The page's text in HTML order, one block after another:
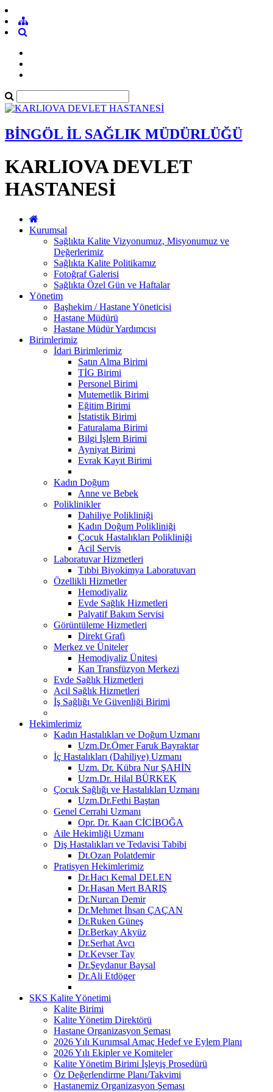
BİNGÖL İL SAĞLIK MÜDÜRLÜĞÜ
KARLIOVA DEVLET
HASTANESİ
Kurumsal
Sağlıkta Kalite Vizyonumuz, Misyonumuz ve
Değerlerimiz
Sağlıkta Kalite Politikamız
Fotoğraf Galerisi
Sağlıkta Özel Gün ve Haftalar
Yönetim
Başhekim / Hastane Yöneticisi
Hastane Müdürü
Hastane Müdür Yardımcısı
Birimlerimiz
İdari Birimlerimiz
Satın Alma Birimi
TİG Birimi
Personel Birimi
Mutemetlik Birimi
Eğitim Birimi
İstatistik Birimi
Faturalama Birimi
Bilgi İşlem Birimi
Ayniyat Birimi
Evrak Kayıt Birimi
Kadın Doğum
Anne ve Bebek
Poliklinikler
Dahiliye Polikliniği
Kadın Doğum Polikliniği
Çocuk Hastalıkları Polikliniği
Acil Servis
Laboratuvar Hizmetleri
Tıbbi Biyokimya Laboratuvarı
Özellikli Hizmetler
Hemodiyaliz
Evde Sağlık Hizmetleri
Palyatif Bakım Servisi
Görüntüleme Hizmetleri
Direkt Grafi
Merkez ve Üniteler
Hemodiyaliz Ünitesi
Kan Transfüzyon Merkezi
Evde Sağlık Hizmetleri
Acil Sağlık Hizmetleri
İş Sağlığı Ve Güvenliği Birimi
Hekimlerimiz
Kadın Hastalıkları ve Doğum Uzmanı
Uzm.Dr.Ömer Faruk Bayraktar
İç Hastalıkları (Dahiliye) Uzmanı
Uzm. Dr. Kübra Nur ŞAHİN
Uzm.Dr. Hilal BÜRKEK
Çocuk Sağlığı ve Hastalıkları Uzmanı
Uzm.Dr.Fethi Baştan
Genel Cerrahi Uzmanı
Opr. Dr. Kaan CİCİBOĞA
Aile Hekimliği Uzmanı
Diş Hastalıkları ve Tedavisi Tabibi
Dt.Ozan Polatdemir
Pratisyen Hekimlerimiz
Dr.Hacı Kemal DELEN
Dr.Hasan Mert BARIŞ
Dr.Nurcan Demir
Dr.Mehmet İhsan ÇAÇAN
Dr.Ruken Güneş
Dr.Berkay Akyüz
Dr.Serhat Avcı
Dr.Kevser Tay
Dr.Şeydanur Baysal
Dr.Ali Etdöger
SKS Kalite Yönetimi
Kalite Birimi
Kalite Yönetim Direktörü
Hastane Organizasyon Şeması
2026 Yılı Kurumsal Amaç Hedef ve Eylem Planı
2026 Yılı Ekipler ve Komiteler
Kalite Yönetim Birimi İşleyiş Prosedürü
Öz Değerlendirme Planı/Takvimi
Hastanemiz Organizasyon Şeması